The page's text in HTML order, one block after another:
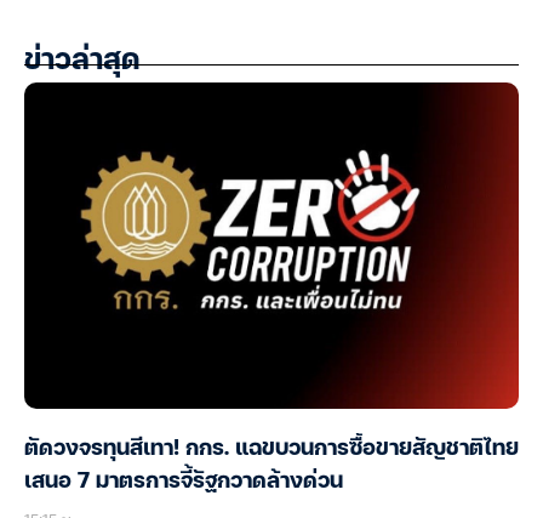
ข่าวล่าสุด
ตัดวงจรทุนสีเทา! กกร. แฉขบวนการซื้อขายสัญชาติไทย
เสนอ 7 มาตรการจี้รัฐกวาดล้างด่วน